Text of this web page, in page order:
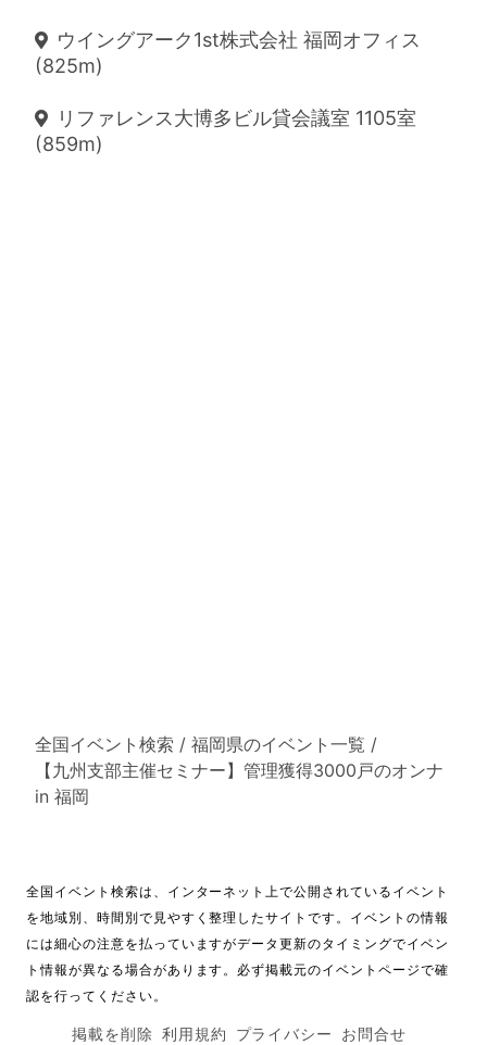
ウイングアーク1st株式会社 福岡オフィス
(825m)
リファレンス大博多ビル貸会議室 1105室
(859m)
全国イベント検索 / 福岡県のイベント一覧 /
【九州支部主催セミナー】管理獲得3000戸のオンナ
in 福岡
全国イベント検索は、インターネット上で公開されているイベント
を地域別、時間別で見やすく整理したサイトです。イベントの情報
には細心の注意を払っていますがデータ更新のタイミングでイベン
ト情報が異なる場合があります。必ず掲載元のイベントページで確
認を行ってください。
掲載を削除 利用規約 プライバシー お問合せ